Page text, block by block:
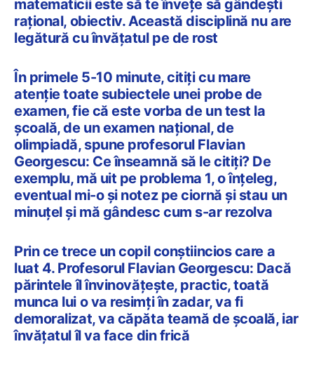
matematicii este să te învețe să gândești
rațional, obiectiv. Această disciplină nu are
legătură cu învățatul pe de rost
În primele 5-10 minute, citiți cu mare
atenție toate subiectele unei probe de
examen, fie că este vorba de un test la
școală, de un examen național, de
olimpiadă, spune profesorul Flavian
Georgescu: Ce înseamnă să le citiți? De
exemplu, mă uit pe problema 1, o înțeleg,
eventual mi-o și notez pe ciornă și stau un
minuțel și mă gândesc cum s-ar rezolva
Prin ce trece un copil conștiincios care a
luat 4. Profesorul Flavian Georgescu: Dacă
părintele îl învinovăţeşte, practic, toată
munca lui o va resimţi în zadar, va fi
demoralizat, va căpăta teamă de şcoală, iar
învăţatul îl va face din frică